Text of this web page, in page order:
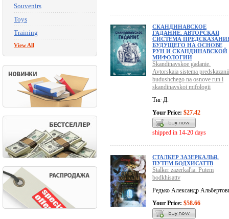
Souvenirs
Toys
Training
View All
СКАНДИНАВСКОЕ
ГАДАНИЕ. АВТОРСКАЯ
СИСТЕМА
БУДУЩЕГО НА ОСНОВЕ
РУН И СКАНДИНАВСКОЙ
МИФОЛОГИИ
Skandinavskoe gadanie.
Avtorskaia sistema
budushchego na osnove run i
skandinavskoi mifologii
Тиг Д.
Your Price: $27.42
shipped in 14-20 days
СТАЛКЕР ЗАЗЕРКАЛЬЯ.
ПУТЕМ БОДХИСАТТВ
Stalker zazerkal'ia. Putem
bodkhisattv
Редько Александр
Your Price: $58.66